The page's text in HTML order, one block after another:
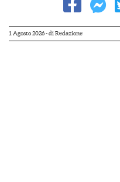
1 Agosto 2026- di Redazione